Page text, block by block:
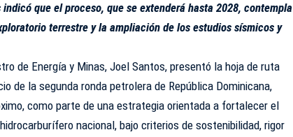
que el proceso, que se extenderá hasta 2028, contempla
terrestre y la ampliación de los estudios sísmicos y
de Energía y Minas, Joel Santos, presentó la hoja de ruta
de la segunda ronda petrolera de República Dominicana,
como parte de una estrategia orientada a fortalecer el
nacional, bajo criterios de sostenibilidad, rigor